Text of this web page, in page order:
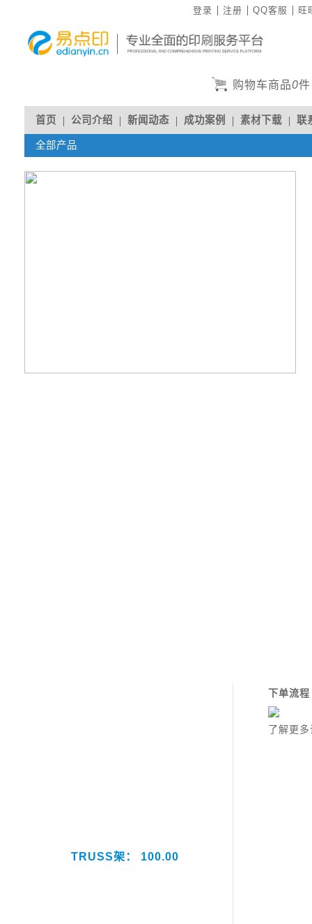
登录 注册 QQ客服 旺
购物车商品0件
首页 公司介绍 新闻动态 成功案例 素材下载 联
人才招聘
全部产品
TRUSS架： 100.00
下单流程
了解更多